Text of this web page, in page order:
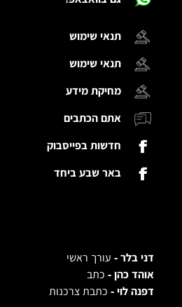
תנאי שימוש
תנאי שימוש
מחיקת מידע
אתם הכתבים
חדשות בפייסבוק
באר שבע ביחד
דני בלר -עורך ראשי
אוהד כהן -כתב
דפנה לוי -כתבת צרכנות